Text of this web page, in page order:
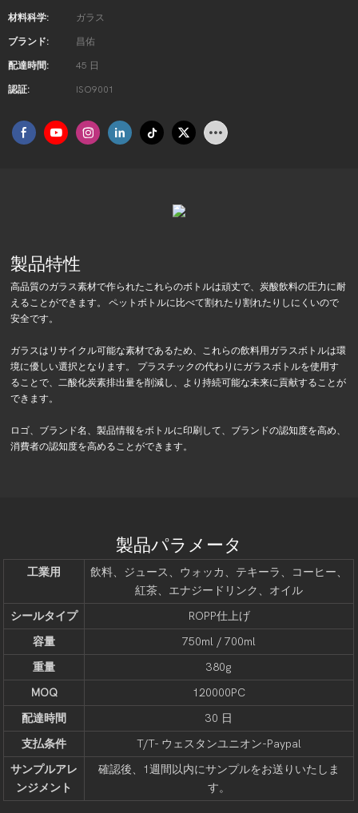
材料科学: ガラス
ブランド: 昌佑
配達時間: 45 日
認証: ISO9001
製品特性
高品質のガラス素材で作られたこれらのボトルは頑丈で、炭酸飲料の圧力に耐
えることができます。 ペットボトルに比べて割れたり割れたりしにくいので
安全です。
ガラスはリサイクル可能な素材であるため、これらの飲料用ガラスボトルは環
境に優しい選択となります。 プラスチックの代わりにガラスボトルを使用す
ることで、二酸化炭素排出量を削減し、より持続可能な未来に貢献することが
できます。
ロゴ、ブランド名、製品情報をボトルに印刷して、ブランドの認知度を高め、
消費者の認知度を高めることができます。
製品パラメータ
工業用
飲料、ジュース、ウォッカ、テキーラ、コーヒー、
紅茶、エナジードリンク、オイル
シールタイプ
ROPP仕上げ
容量
750ml / 700ml
重量
380g
MOQ
120000PC
配達時間
30 日
支払条件
T/T- ウェスタンユニオン-Paypal
サンプルアレ
ンジメント
確認後、1週間以内にサンプルをお送りいたしま
す。